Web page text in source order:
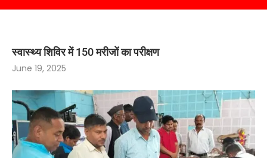
स्वास्थ्य शिविर में 150 मरीजों का परीक्षण
June 19, 2025